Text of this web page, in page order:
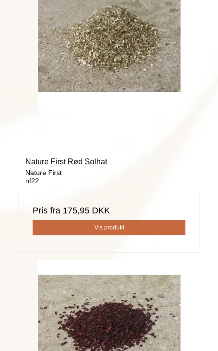
Nature First Rød Solhat
Nature First
nf22
Pris fra 175,95 DKK
Vis produkt